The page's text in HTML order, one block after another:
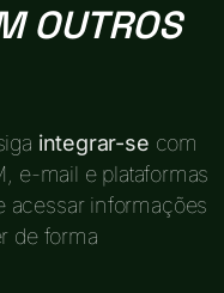
OUTROS
integrar-se com
e-mail e plataformas
acessar informações
de forma